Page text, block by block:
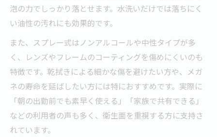
泡の力でしっかり落とせます。水洗いだけでは落ちにく
い油性の汚れにも効果的です。
また、スプレー式はノンアルコールや中性タイプが多
く、レンズやフレームのコーティングを傷めにくいのも
特徴です。乾拭きによる細かな傷を避けたい方や、メガ
ネの寿命を延ばしたい方には特におすすめです。実際に
「朝の出勤前でも素早く使える」「家族で共有できる」
などの利用者の声も多く、衛生面を重視する方に支持さ
れています。